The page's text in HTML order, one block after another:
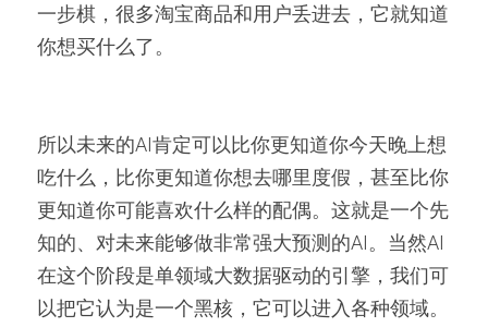
一步棋，很多淘宝商品和用户丢进去，它就知道
你想买什么了。
所以未来的AI肯定可以比你更知道你今天晚上想
吃什么，比你更知道你想去哪里度假，甚至比你
更知道你可能喜欢什么样的配偶。这就是一个先
知的、对未来能够做非常强大预测的AI。当然AI
在这个阶段是单领域大数据驱动的引擎，我们可
以把它认为是一个黑核，它可以进入各种领域。